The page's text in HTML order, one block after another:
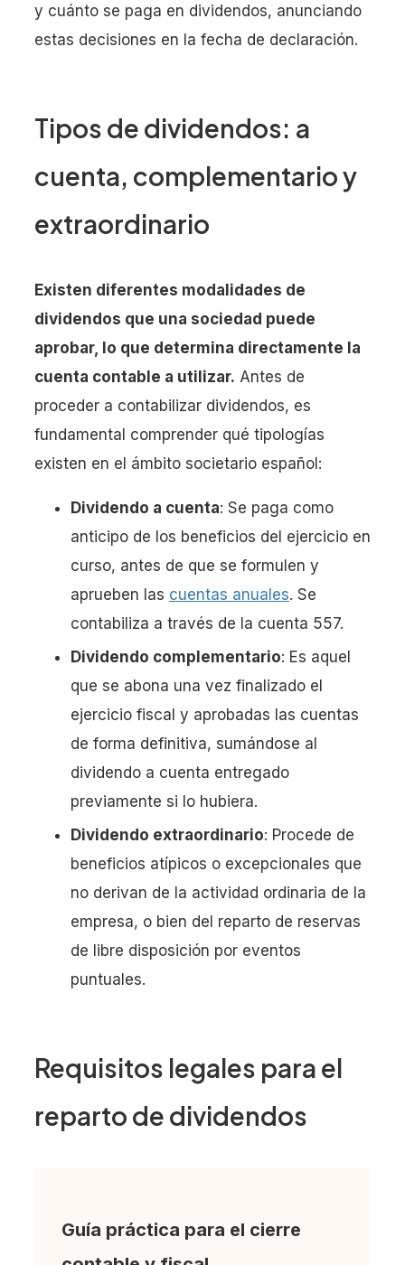
y cuánto se paga en dividendos, anunciando
estas decisiones en la fecha de declaración.
Tipos de dividendos: a
cuenta, complementario y
extraordinario
Existen diferentes modalidades de
dividendos que una sociedad puede
aprobar, lo que determina directamente la
cuenta contable a utilizar. Antes de
proceder a contabilizar dividendos, es
fundamental comprender qué tipologías
existen en el ámbito societario español:
Dividendo a cuenta: Se paga como
anticipo de los beneficios del ejercicio en
curso, antes de que se formulen y
aprueben las cuentas anuales. Se
contabiliza a través de la cuenta 557.
Dividendo complementario: Es aquel
que se abona una vez finalizado el
ejercicio fiscal y aprobadas las cuentas
de forma definitiva, sumándose al
dividendo a cuenta entregado
previamente si lo hubiera.
Dividendo extraordinario: Procede de
beneficios atípicos o excepcionales que
no derivan de la actividad ordinaria de la
empresa, o bien del reparto de reservas
de libre disposición por eventos
puntuales.
Requisitos legales para el
reparto de dividendos
Guía práctica para el cierre